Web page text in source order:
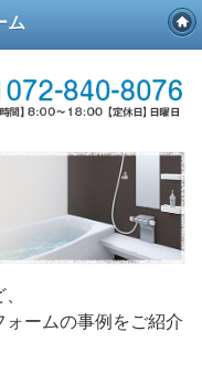
ム
ームの事例をご紹介